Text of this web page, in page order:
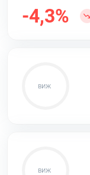
-4,3%